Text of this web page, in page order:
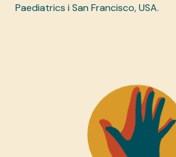
Paediatrics i San Francisco, USA.